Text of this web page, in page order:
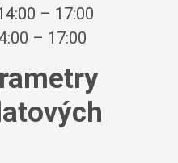
– 17:00
– 17:00